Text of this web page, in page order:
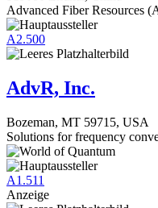
Advanced Fiber Resources
A2.500
AdvR, Inc.
Bozeman, MT 59715, USA
Solutions for frequency
A1.511
Anzeige